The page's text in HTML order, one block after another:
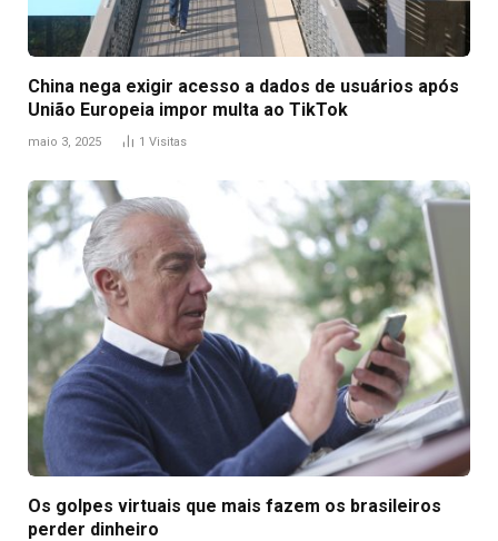
China nega exigir acesso a dados de usuários após
União Europeia impor multa ao TikTok
maio 3, 2025 1 Visitas
Os golpes virtuais que mais fazem os brasileiros
perder dinheiro